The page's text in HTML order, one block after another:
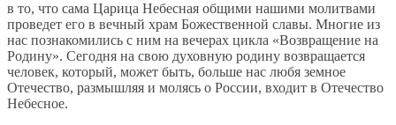
в то, что сама Царица Небесная общими нашими молитвами
проведет его в вечный храм Божественной славы. Многие из
нас познакомились с ним на вечерах цикла «Возвращение на
Родину». Сегодня на свою духовную родину возвращается
человек, который, может быть, больше нас любя земное
Отечество, размышляя и молясь о России, входит в Отечество
Небесное.